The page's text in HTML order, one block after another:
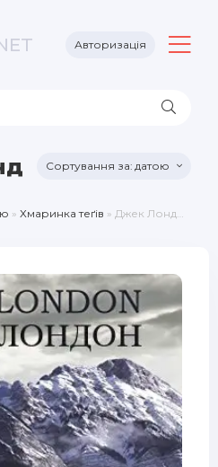
Авторизація
датою
» Хмаринка теґів » Джек Лондон